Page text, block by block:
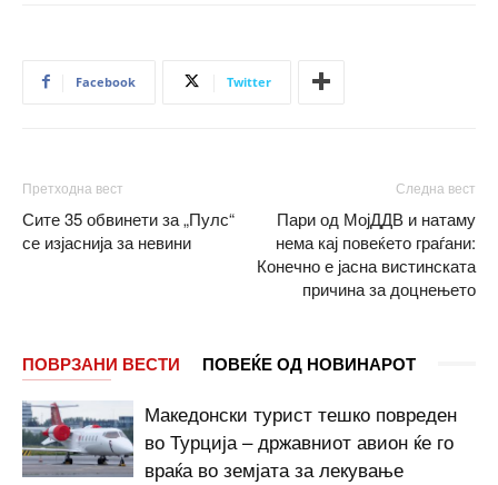
Facebook Twitter
Претходна вест
Сите 35 обвинети за „Пулс“
се изјаснија за невини
Следна вест
Пари од МојДДВ и натаму
нема кај повеќето граѓани:
Конечно е јасна вистинската
причина за доцнењето
ПОВРЗАНИ ВЕСТИ ПОВЕЌЕ ОД НОВИНАРОТ
Македонски турист тешко повреден
во Турција – државниот авион ќе го
враќа во земјата за лекување